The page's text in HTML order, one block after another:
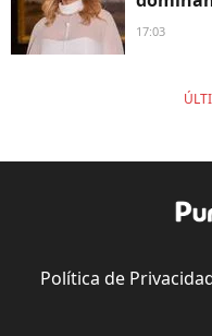
17:03
Política de